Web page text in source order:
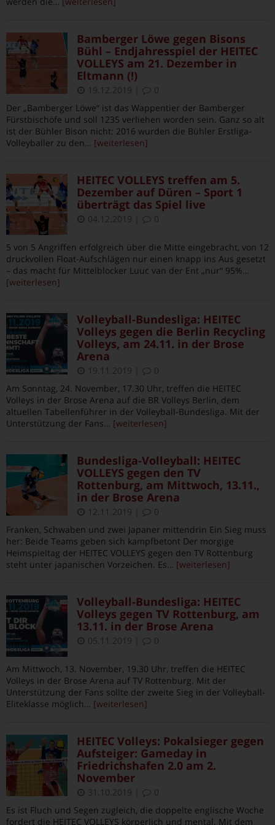
Bamberger Löwe gegen Bisons
Bühl – Endjahresspiel der HEITEC
VOLLEYS am 21. Dezember in
Eltmann (!)
19.12.2019
0
Der „Bamberger Löwe“ ist das Wappentier der Bamberger
Fürstbischöfe und soll 1235 verliehen worden sein. Ganz so alt
ist der Bühler Bison nicht: 2016 wurden die Bühler Erstliga-
Volleyballer zu den… [weiterlesen]
HEITEC VOLLEYS treffen am 5.
Dezember auf Düren – Sport 1
überträgt das Spiel live
04.12.2019 0
5 von 5 Angriffen erfolgreich über die Mitte eingebracht, von 12
druckvollen Float-Aufschlägen nur einen knapp ins Aus gesetzt
– das macht für Mittelblocker Luuc van der Ent „nur“ 95%…
[weiterlesen]
Volleyball-Bundesliga: HEITEC
Volleys gegen die Berlin Recycling
Volleys, am 24.11. in der Brose
Arena
19.11.2019
0
Am Sonntag, 24. November, 17.30 Uhr, treffen die HEITEC
Volleys in der Brose Arena auf die BR Volleys Berlin, dem
altuellen Tabellenführer in der Volleyball-Bundesliga. Mit der
Unterstützung der Fans… [weiterlesen]
Bundesliga-Volleyball: HEITEC
VOLLEYS gegen den TV
Rottenburg, am Mittwoch, 13.11.,
in der Brose Arena
12.11.2019
0
Franken, Schwaben und zwei Japaner mittendrin Ein Sieg muss
her: Beide Teams geben sich kampfbetont Der morgige
Heimspieltag der HEITEC VOLLEYS gegen den TV Rottenburg
steht unter japanischen Vorzeichen. Es… [weiterlesen]
Volleyball-Bundesliga: HEITEC
Volleys gegen TV Rottenburg, am
13.11. in der Brose Arena
05.11.2019 0
Am Mittwoch, 13. November, 19.30 Uhr, treffen die HEITEC
Volleys in der Brose Arena auf TV Rottenburg. Mit der
Unterstützung der Fans sollte der zweite Sieg in der Volleyball-
Eliteklasse möglich… [weiterlesen]
HEITEC Volleys: Pokalsieger gegen
Aufsteiger: Gameday in
Friedrichshafen 2.0 am 2.
November
31.10.2019
0
Es ist Fluch und Segen zugleich, die doppelte englische Woche
fordert die HEITEC VOLLEYS körperlich und mental. Mit dem